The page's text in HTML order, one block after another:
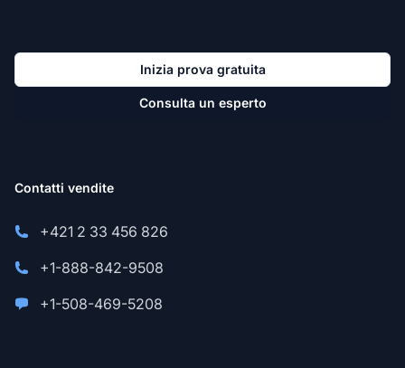
Inizia prova gratuita
Consulta un esperto
Contatti vendite
+421 2 33 456 826
+1-888-842-9508
+1-508-469-5208